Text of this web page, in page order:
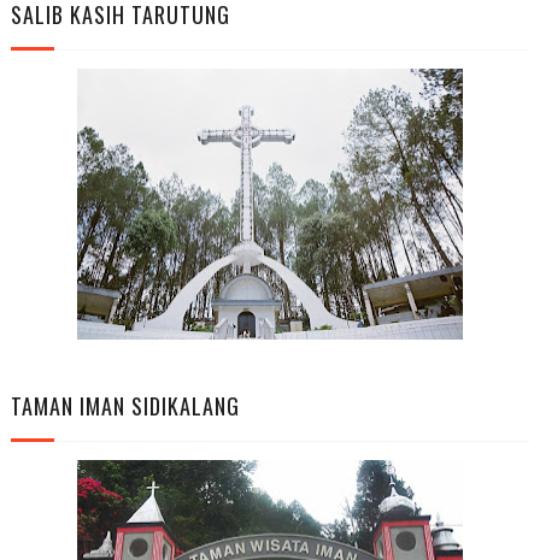
SALIB KASIH TARUTUNG
TAMAN IMAN SIDIKALANG